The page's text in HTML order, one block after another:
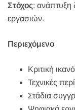
Στόχος: ανάπτυξη
εργασιών.
Περιεχόμενο
Κριτική
Τεχνικές
Στάδια